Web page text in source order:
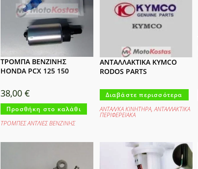
ΤΡΟΜΠΑ ΒΕΝΖΙΝΗΣ
HONDA PCX 125 150
38,00€
Προσθήκη στο καλάθι
ΤΡΟΜΠΕΣ ΑΝΤΛΙΕΣ ΒΕΝΖΙΝΗΣ
ΑΝΤΑΛΛΑΚΤΙΚΑ KYMCO
RODOS PARTS
Διαβάστε περισσότερα
ΑΝΤΑΛ/ΚΑ ΚΙΝΗΤΗΡΑ,ΑΝΤΑΛΛΑΚΤΙΚΑ
ΠΕΡΙΦΕΡΕΙΑΚΑ